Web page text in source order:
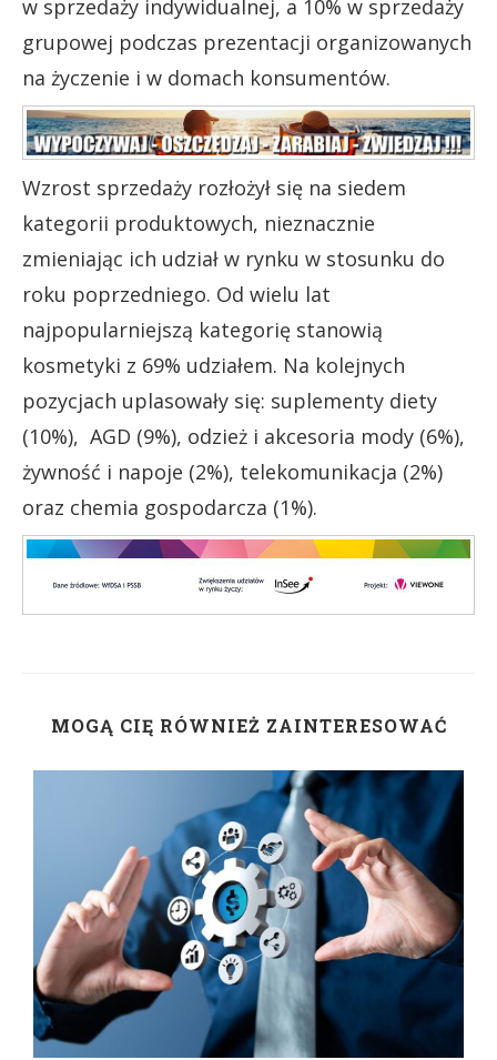
w sprzedaży indywidualnej, a 10% w sprzedaży
grupowej podczas prezentacji organizowanych
na życzenie i w domach konsumentów.
Wzrost sprzedaży rozłożył się na siedem
kategorii produktowych, nieznacznie
zmieniając ich udział w rynku w stosunku do
roku poprzedniego. Od wielu lat
najpopularniejszą kategorię stanowią
kosmetyki z 69% udziałem. Na kolejnych
pozycjach uplasowały się: suplementy diety
(10%), AGD (9%), odzież i akcesoria mody (6%),
żywność i napoje (2%), telekomunikacja (2%)
oraz chemia gospodarcza (1%).
MOGĄ CIĘ RÓWNIEŻ ZAINTERESOWAĆ